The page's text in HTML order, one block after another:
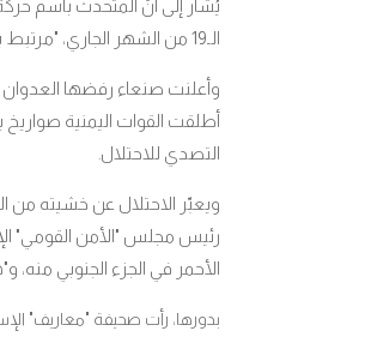
يُشار إلى أنّ المتحدث باسم
الـ19 من الشهر الجاري، "مرتبط بخيارات المقاومة الفلسطينية، وبما يخدم أهدافها في مواجهة العدوان الإسرائيلي
وأعلنت صنعاء رفضها العدوان
أطلقت القوات اليمنية
التصدي للاحتلال
ويعبّر الاحتلال عن خشيته من
رئيس مجلس "الأمن القومي"
الأحمر في الجزء الجنوبي
بدورها، رأت صحيفة "معاريف"